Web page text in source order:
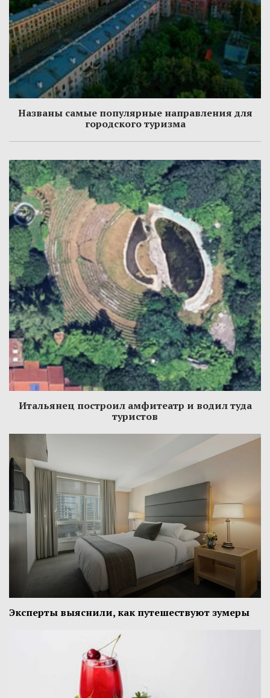
Названы самые популярные направления для
городского туризма
Итальянец построил амфитеатр и водил туда
туристов
Эксперты выяснили, как путешествуют зумеры